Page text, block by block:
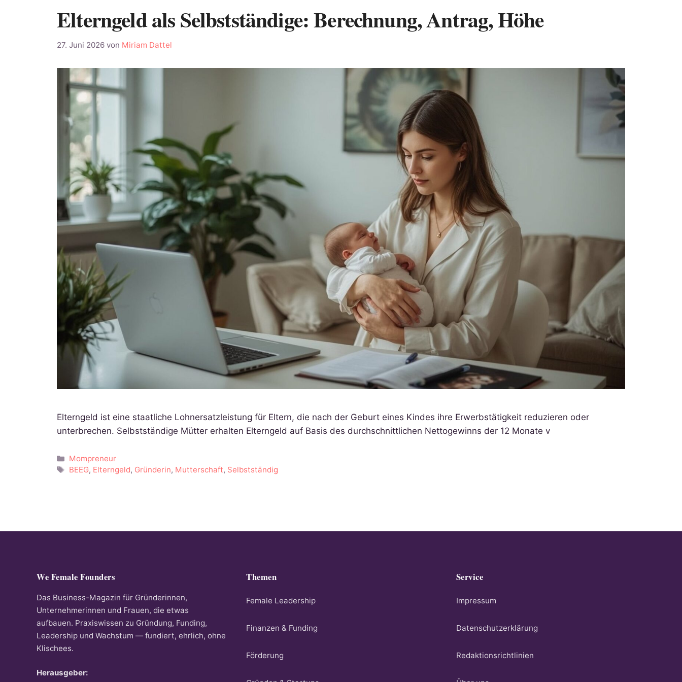
Elterngeld als Selbstständige: Berechnung, Antrag, Höhe
27. Juni 2026 von Miriam Dattel
Elterngeld ist eine staatliche Lohnersatzleistung für Eltern, die nach der Geburt eines Kindes ihre Erwerbstätigkeit reduzieren oder
unterbrechen. Selbstständige Mütter erhalten Elterngeld auf Basis des durchschnittlichen Nettogewinns der 12 Monate v
Kategorien
Mompreneur
Schlagwörter
BEEG, Elterngeld, Gründerin, Mutterschaft, Selbstständig
We Female Founders
Das Business-Magazin für Gründerinnen,
Unternehmerinnen und Frauen, die etwas
aufbauen. Praxiswissen zu Gründung, Funding,
Leadership und Wachstum — fundiert, ehrlich, ohne
Klischees.
Herausgeber:
Themen
Female Leadership
Finanzen & Funding
Förderung
Service
Impressum
Datenschutzerklärung
Redaktionsrichtlinien